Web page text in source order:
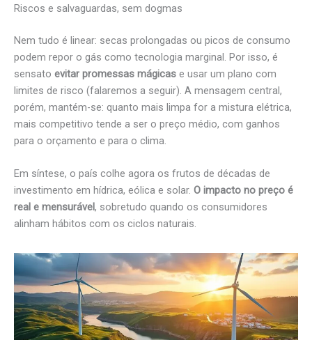
Riscos e salvaguardas, sem dogmas
Nem tudo é linear: secas prolongadas ou picos de consumo
podem repor o gás como tecnologia marginal. Por isso, é
sensato evitar promessas mágicas e usar um plano com
limites de risco (falaremos a seguir). A mensagem central,
porém, mantém-se: quanto mais limpa for a mistura elétrica,
mais competitivo tende a ser o preço médio, com ganhos
para o orçamento e para o clima.
Em síntese, o país colhe agora os frutos de décadas de
investimento em hídrica, eólica e solar. O impacto no preço é
real e mensurável, sobretudo quando os consumidores
alinham hábitos com os ciclos naturais.